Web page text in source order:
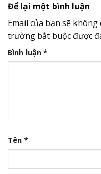
Để lại một bình luận
Email của bạn sẽ
trường bắt buộc được
Bình luận *
Tên *